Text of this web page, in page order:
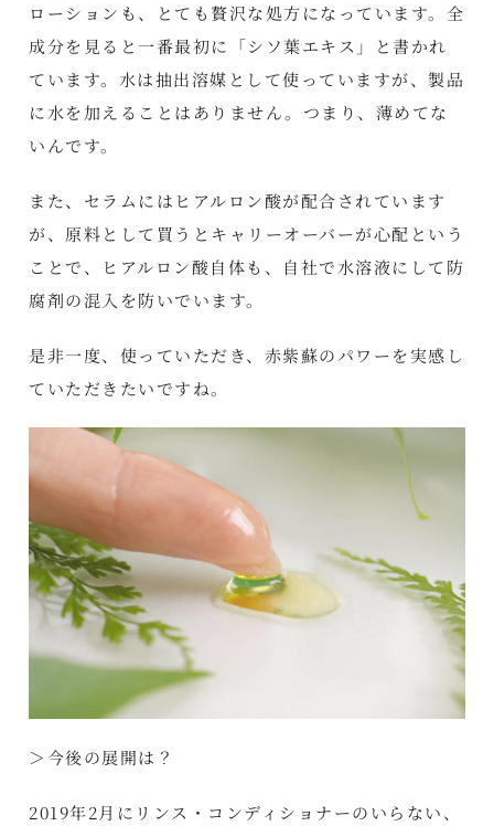
ローションも、とても贅沢な処方になっています。全
成分を見ると一番最初に「シソ葉エキス」と書かれ
ています。水は抽出溶媒として使っていますが、製品
に水を加えることはありません。つまり、薄めてな
いんです。
また、セラムにはヒアルロン酸が配合されています
が、原料として買うとキャリーオーバーが心配という
ことで、ヒアルロン酸自体も、自社で水溶液にして防
腐剤の混入を防いでいます。
是非一度、使っていただき、赤紫蘇のパワーを実感し
ていただきたいですね。
＞今後の展開は？
2019年2月にリンス・コンディショナーのいらない、